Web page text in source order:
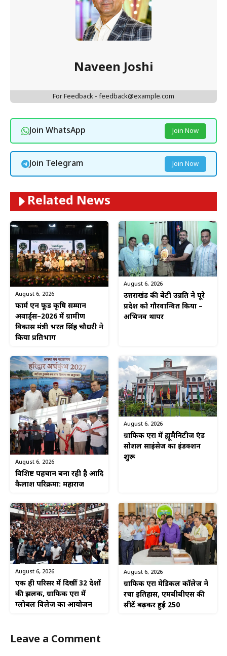
Naveen Joshi
For Feedback - feedback@example.com
Join WhatsApp Join Now
Join Telegram Join Now
Related News
August 6, 2026
फार्म एन फूड कृषि सम्मान
अवार्ड्स–2026 में ग्रामीण
विकास मंत्री भरत सिंह चौधरी ने
किया प्रतिभाग
August 6, 2026
उत्तराखंड की बेटी उन्नति ने पूरे
प्रदेश को गौरवान्वित किया –
अभिनव थापर
August 6, 2026
विशिष्ट पहचान बना रही है आदि
कैलाश परिक्रमा: महाराज
August 6, 2026
ग्राफिक एरा में ह्यूमैनिटीज एंड
सोशल साइंसेज का इंडक्शन
शुरू
August 6, 2026
एक ही परिसर में दिखीं 32 देशों
की झलक, ग्राफिक एरा में
ग्लोबल विलेज का आयोजन
August 6, 2026
ग्राफिक एरा मेडिकल कॉलेज ने
रचा इतिहास, एमबीबीएस की
सीटें बढ़कर हुईं 250
Leave a Comment